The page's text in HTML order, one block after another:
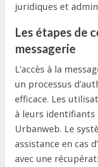
juridiques et
Les étapes de
messagerie
L’accès à la
un processus
efficace. Les
à leurs identifiants
Urbanweb. Le
assistance en cas
avec une